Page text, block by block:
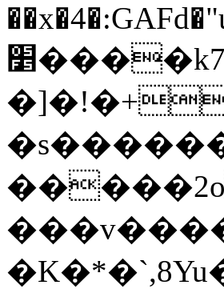
׵����k7��X�~���6��3ۨ��(Ȩ:g5W�v���gh��|